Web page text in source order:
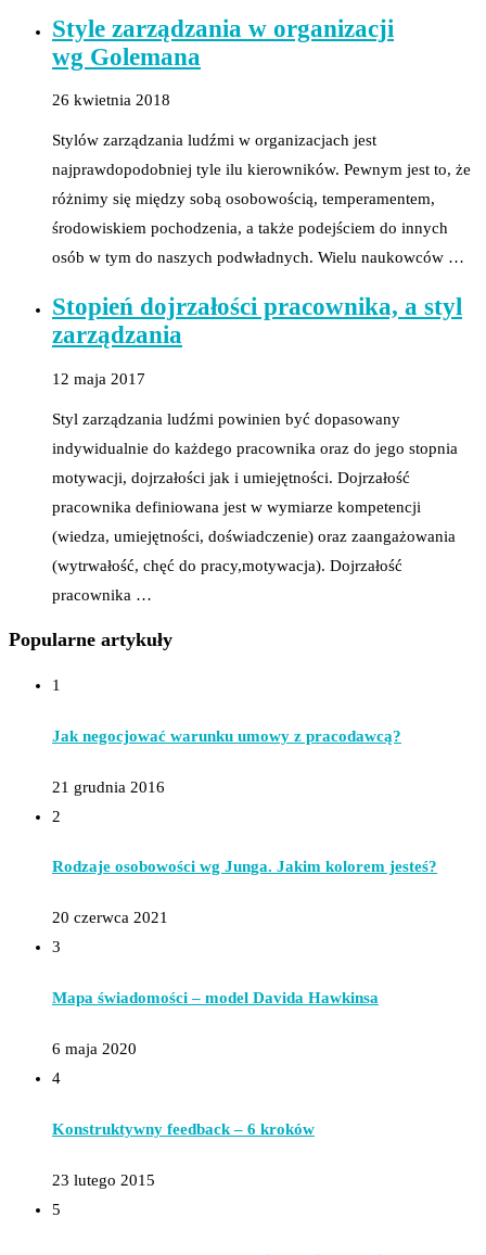
Style zarządzania w organizacji
wg Golemana
26 kwietnia 2018
Stylów zarządzania ludźmi w organizacjach jest
najprawdopodobniej tyle ilu kierowników. Pewnym jest to, że
różnimy się między sobą osobowością, temperamentem,
środowiskiem pochodzenia, a także podejściem do innych
osób w tym do naszych podwładnych. Wielu naukowców …
Stopień dojrzałości pracownika, a styl
zarządzania
12 maja 2017
Styl zarządzania ludźmi powinien być dopasowany
indywidualnie do każdego pracownika oraz do jego stopnia
motywacji, dojrzałości jak i umiejętności. Dojrzałość
pracownika definiowana jest w wymiarze kompetencji
(wiedza, umiejętności, doświadczenie) oraz zaangażowania
(wytrwałość, chęć do pracy,motywacja). Dojrzałość
pracownika …
Popularne artykuły
1
Jak negocjować warunku umowy z pracodawcą?
21 grudnia 2016
2
Rodzaje osobowości wg Junga. Jakim kolorem jesteś?
20 czerwca 2021
3
Mapa świadomości – model Davida Hawkinsa
6 maja 2020
4
Konstruktywny feedback – 6 kroków
23 lutego 2015
5